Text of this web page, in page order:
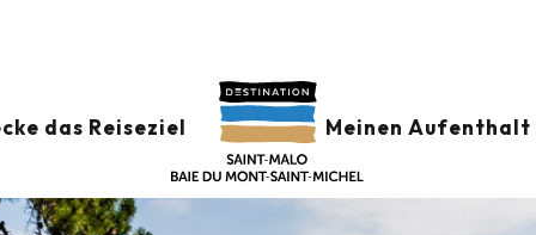
das Reiseziel Meinen